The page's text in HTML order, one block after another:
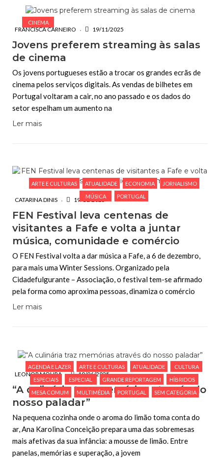
CINEMA
FRANCISCA CARNEIRO 19/11/2025
Jovens preferem streaming às salas
de cinema
Os jovens portugueses estão a trocar os grandes ecrãs de
cinema pelos serviços digitais. As vendas de bilhetes em
Portugal voltaram a cair, no ano passado e os dados do
setor espelham um aumento na
Ler mais
ARTE E CULTURAS ATUALIDADE ECONOMIA
JORNALISMO
MÚSICA
PORTUGAL
CATARINA DINIS 19/11/2025
FEN Festival leva centenas de
visitantes a Fafe e volta a juntar
música, comunidade e comércio
O FEN Festival volta a dar música a Fafe, a 6 de dezembro,
para mais uma Winter Sessions. Organizado pela
Cidadefulgurante – Associação, o festival tem-se afirmado
pela forma como aproxima pessoas, dinamiza o comércio
Ler mais
AGENDA E LAZER ARTE E CULTURAS ATUALIDADE
CULTURA
ESPECIAIS
ESPECIAL GRANDE REPORTAGEM
HÍBRIDOS
MESA COMUM
MULTIMÉDIA PORTUGAL SEM CATEGORIA
LEONOR MOURA 10/06/2025
“A culinária traz memórias através do
nosso paladar”
Na pequena cozinha onde o aroma do limão toma conta do
ar, Ana Karolina Conceição prepara uma das sobremesas
mais afetivas da sua infância: a mousse de limão. Entre
panelas, memórias e superação, a jovem